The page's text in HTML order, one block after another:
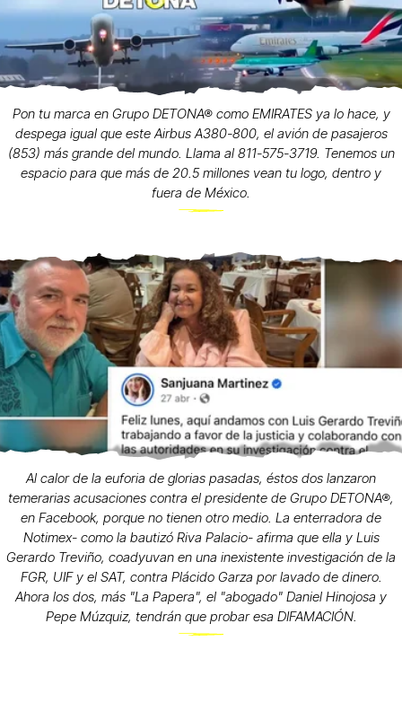
Pon tu marca en Grupo DETONA® como EMIRATES ya lo hace, y
despega igual que este Airbus A380-800, el avión de pasajeros
(853) más grande del mundo. Llama al 811-575-3719. Tenemos un
espacio para que más de 20.5 millones vean tu logo, dentro y
fuera de México.
Al calor de la euforia de glorias pasadas, éstos dos lanzaron
temerarias acusaciones contra el presidente de Grupo DETONA®,
en Facebook, porque no tienen otro medio. La enterradora de
Notimex- como la bautizó Riva Palacio- afirma que ella y Luis
Gerardo Treviño, coadyuvan en una inexistente investigación de la
FGR, UIF y el SAT, contra Plácido Garza por lavado de dinero.
Ahora los dos, más "La Papera", el "abogado" Daniel Hinojosa y
Pepe Múzquiz, tendrán que probar esa DIFAMACIÓN.